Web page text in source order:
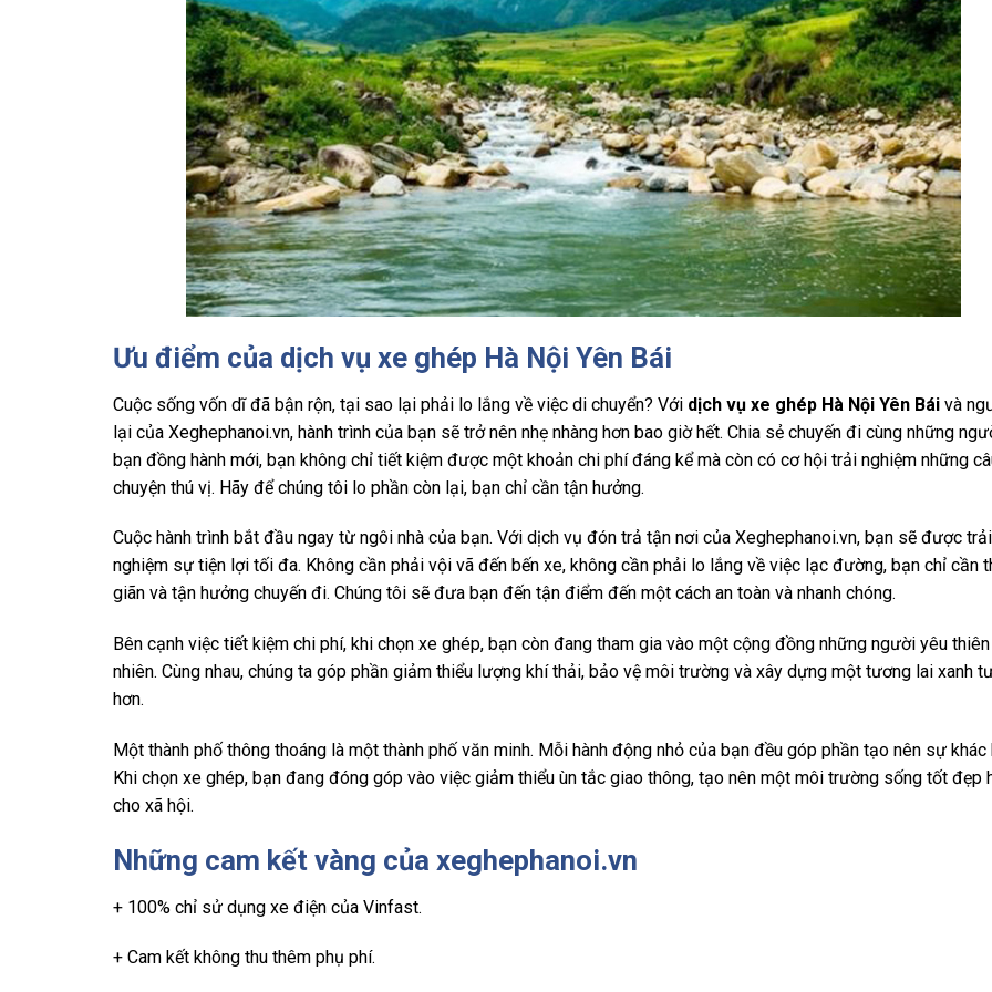
Ưu điểm của dịch vụ xe ghép Hà Nội Yên Bái
Cuộc sống vốn dĩ đã bận rộn, tại sao lại phải lo lắng về việc di chuyển? Với dịch vụ xe ghép Hà Nội Yên Bái và
lại của Xeghephanoi.vn, hành trình của bạn sẽ trở nên nhẹ nhàng hơn bao giờ hết. Chia sẻ chuyến đi cùng những
bạn đồng hành mới, bạn không chỉ tiết kiệm được một khoản chi phí đáng kể mà còn có cơ hội trải nghiệm những
chuyện thú vị. Hãy để chúng tôi lo phần còn lại, bạn chỉ cần tận hưởng.
Cuộc hành trình bắt đầu ngay từ ngôi nhà của bạn. Với dịch vụ đón trả tận nơi của Xeghephanoi.vn, bạn sẽ được trải
nghiệm sự tiện lợi tối đa. Không cần phải vội vã đến bến xe, không cần phải lo lắng về việc lạc đường, bạn chỉ cần
giãn và tận hưởng chuyến đi. Chúng tôi sẽ đưa bạn đến tận điểm đến một cách an toàn và nhanh chóng.
Bên cạnh việc tiết kiệm chi phí, khi chọn xe ghép, bạn còn đang tham gia vào một cộng đồng những người yêu thiên
nhiên. Cùng nhau, chúng ta góp phần giảm thiểu lượng khí thải, bảo vệ môi trường và xây dựng một tương lai xanh
hơn.
Một thành phố thông thoáng là một thành phố văn minh. Mỗi hành động nhỏ của bạn đều góp phần tạo nên sự khác
Khi chọn xe ghép, bạn đang đóng góp vào việc giảm thiểu ùn tắc giao thông, tạo nên một môi trường sống tốt đẹp
cho xã hội.
Những cam kết vàng của xeghephanoi.vn
+ 100% chỉ sử dụng xe điện của Vinfast.
+ Cam kết không thu thêm phụ phí.